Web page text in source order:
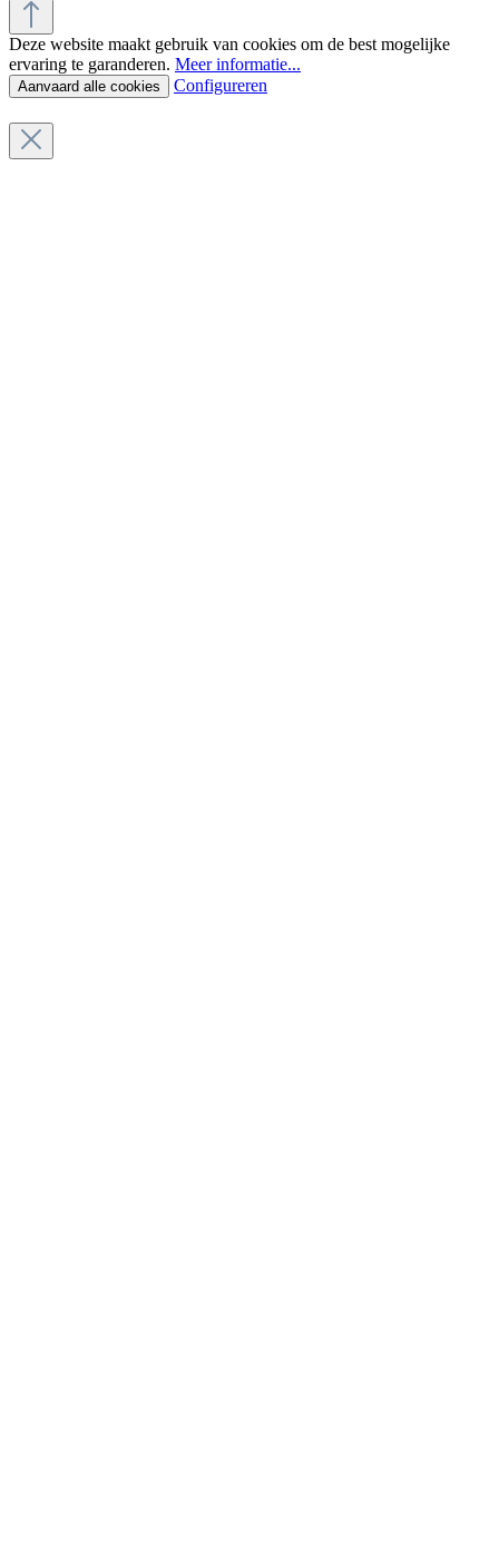
Deze website maakt gebruik van cookies om de best mogelijke
ervaring te garanderen. Meer informatie...
Aanvaard alle cookies Configureren